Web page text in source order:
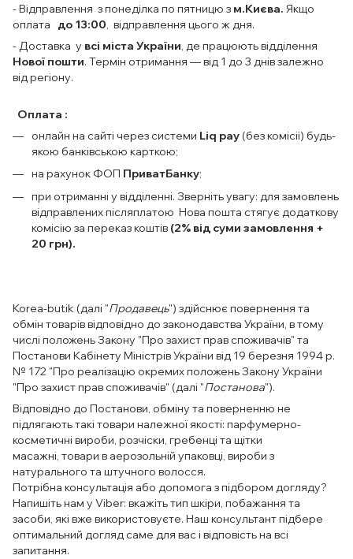
- Відправлення з понеділка по пятницю з м.Києва. Якщо
оплата до 13:00, відправлення цього ж дня.
- Доставка у всі міста України, де працюють відділення
Нової пошти. Термін отримання — від 1 до 3 днів залежно
від регіону.
Оплата :
онлайн на сайті через системи Liq pay (без комісії) будь-
якою банківською карткою;
на рахунок ФОП ПриватБанку;
при отриманні у відділенні. Зверніть увагу: для замовлень
відправлених післяплатою Нова пошта стягує додаткову
комісію за переказ коштів (2% від суми замовлення +
20 грн).
Korea-butik (далі "Продавець") здійснює повернення та
обмін товарів відповідно до законодавства України, в тому
числі положень Закону "Про захист прав споживачів" та
Постанови Кабінету Міністрів України від 19 березня 1994 р.
№ 172 "Про реалізацію окремих положень Закону України
"Про захист прав споживачів" (далі "Постанова").
Відповідно до Постанови, обміну та поверненню не
підлягають такі товари належної якості: парфумерно-
косметичні вироби, розчіски, гребенці та щітки
масажні, товари в аерозольній упаковці, вироби з
натурального та штучного волосся.
Потрібна консультація або допомога з підбором догляду?
Напишіть нам у Viber: вкажіть тип шкіри, побажання та
засоби, які вже використовуєте. Наш консультант підбере
оптимальний догляд саме для вас і відповість на всі
запитання.